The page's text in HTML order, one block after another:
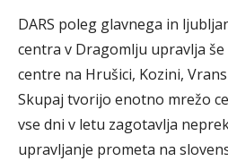
DARS poleg glavnega in
centra v Dragomlju upravlja
centre na Hrušici, Kozini,
Skupaj tvorijo enotno mrežo
vse dni v letu zagotavlja
upravljanje prometa na